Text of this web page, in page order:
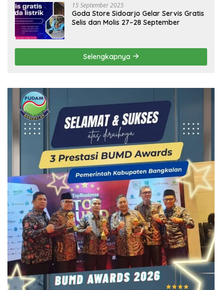
15 September 2025
Goda Store Sidoarjo Gelar Servis Gratis
Selis dan Molis 27–28 September
Selengkapnya